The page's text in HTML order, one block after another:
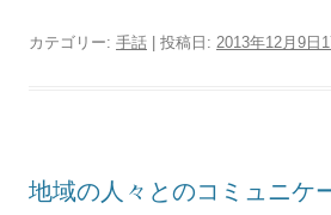
カテゴリー: 手話 | 投稿日: 2013年12月9日
地域の人々とのコミュニケ